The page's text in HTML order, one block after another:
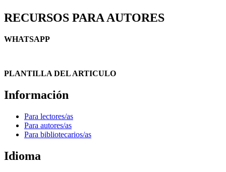
RECURSOS PARA AUTORES
WHATSAPP
PLANTILLA DEL ARTICULO
Información
Para lectores/as
Para autores/as
Para bibliotecarios/as
Idioma